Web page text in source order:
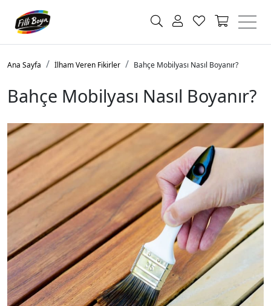
Ana Sayfa İlham Veren Fikirler Bahçe Mobilyası Nasıl Boyanır?
Bahçe Mobilyası Nasıl Boyanır?